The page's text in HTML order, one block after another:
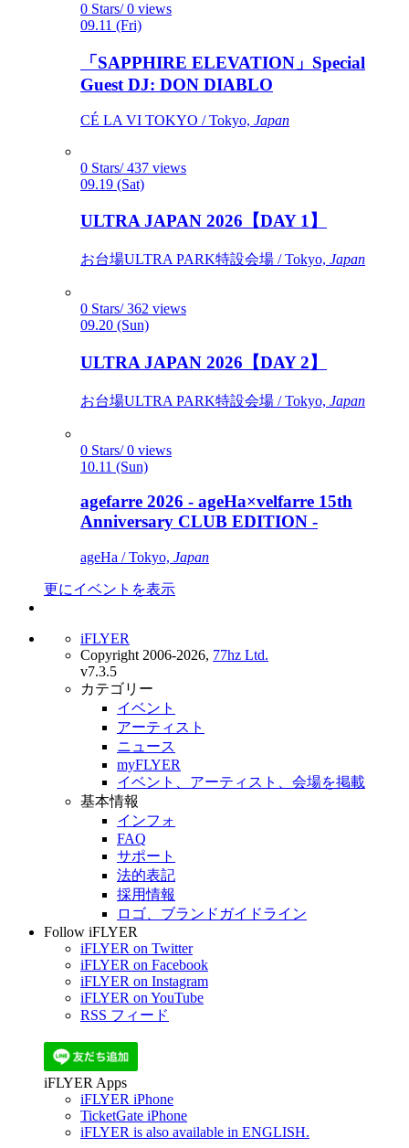
0 Stars/ 0 views
09.11 (Fri)
「SAPPHIRE ELEVATION」Special
Guest DJ: DON DIABLO
CÉ LA VI TOKYO / Tokyo, Japan
0 Stars/ 437 views
09.19 (Sat)
ULTRA JAPAN 2026【DAY 1】
お台場ULTRA PARK特設会場 / Tokyo, Japan
0 Stars/ 362 views
09.20 (Sun)
ULTRA JAPAN 2026【DAY 2】
お台場ULTRA PARK特設会場 / Tokyo, Japan
0 Stars/ 0 views
10.11 (Sun)
agefarre 2026 - ageHa×velfarre 15th
Anniversary CLUB EDITION -
ageHa / Tokyo, Japan
更にイベントを表示
iFLYER
Copyright 2006-2026, 77hz Ltd.
v7.3.5
カテゴリー
イベント
アーティスト
ニュース
myFLYER
イベント、アーティスト、会場を掲載
基本情報
インフォ
FAQ
サポート
法的表記
採用情報
ロゴ、ブランドガイドライン
Follow iFLYER
iFLYER on Twitter
iFLYER on Facebook
iFLYER on Instagram
iFLYER on YouTube
RSS フィード
iFLYER Apps
iFLYER iPhone
TicketGate iPhone
iFLYER is also available in ENGLISH.